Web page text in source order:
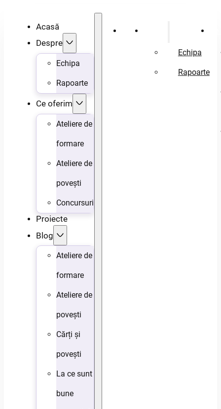
Acasă
Despre
Echipa
Rapoarte
Ce oferim
Ateliere de
formare
Ateliere de
povești
Concursuri
Proiecte
Blog
Ateliere de
formare
Ateliere de
povești
Cărți și
povești
La ce sunt
bune
Acasă
Echipa
Rapoarte